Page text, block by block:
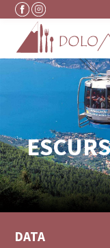
Vai al contenuto
DATA